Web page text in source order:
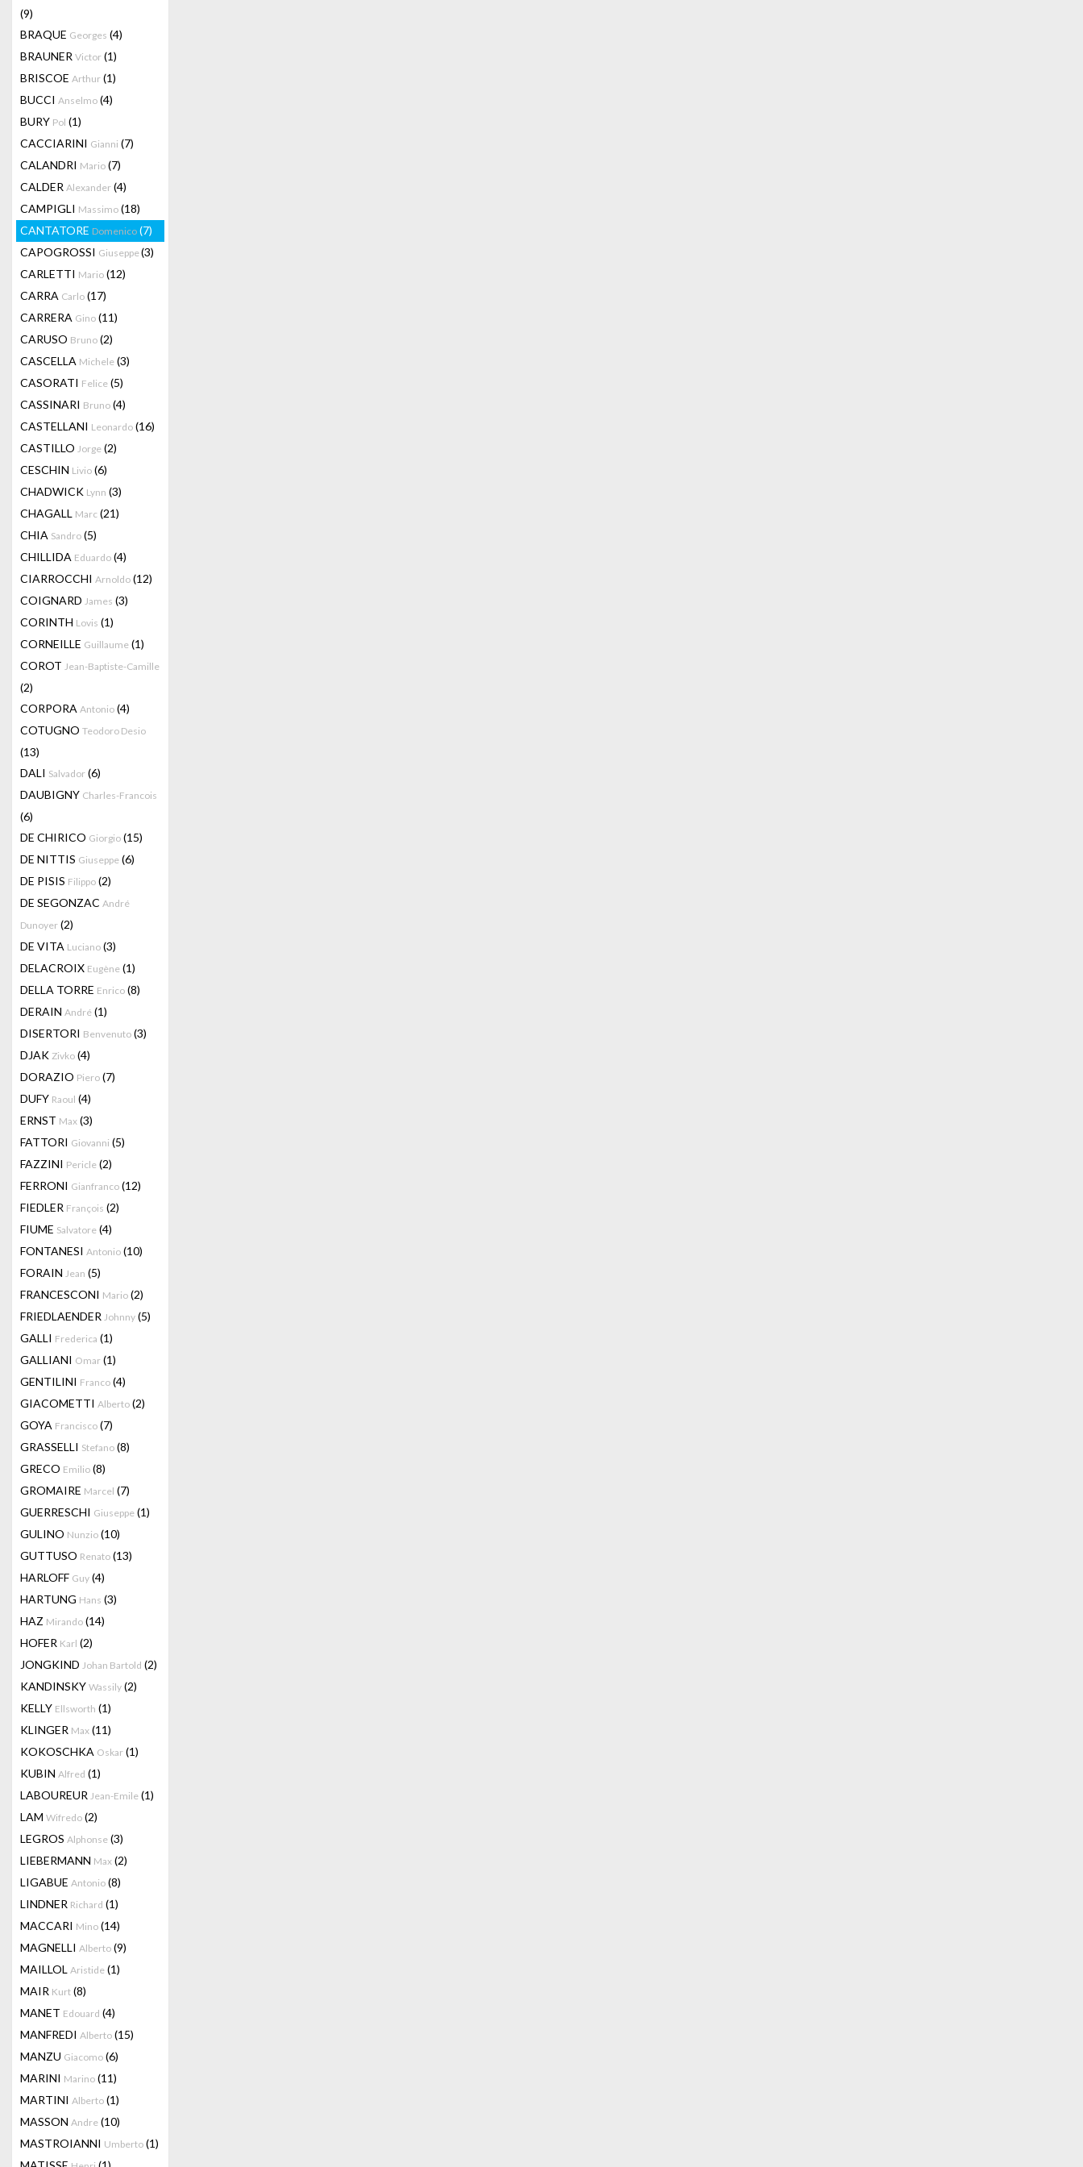
(9)
BRAQUE Georges (4)
BRAUNER Victor (1)
BRISCOE Arthur (1)
BUCCI Anselmo (4)
BURY Pol (1)
CACCIARINI Gianni (7)
CALANDRI Mario (7)
CALDER Alexander (4)
CAMPIGLI Massimo (18)
CANTATORE Domenico (7)
CAPOGROSSI Giuseppe(3)
CARLETTI Mario (12)
CARRA Carlo (17)
CARRERA Gino (11)
CARUSO Bruno (2)
CASCELLA Michele (3)
CASORATI Felice (5)
CASSINARI Bruno (4)
CASTELLANI Leonardo (16)
CASTILLO Jorge (2)
CESCHIN Livio (6)
CHADWICK Lynn (3)
CHAGALL Marc (21)
CHIA Sandro (5)
CHILLIDA Eduardo (4)
CIARROCCHI Arnoldo (12)
COIGNARD James (3)
CORINTH Lovis (1)
CORNEILLE Guillaume (1)
COROT Jean-Baptiste-Camille
(2)
CORPORA Antonio (4)
COTUGNO Teodoro Desio
(13)
DALI Salvador (6)
DAUBIGNY Charles-Francois
(6)
DE CHIRICO Giorgio (15)
DE NITTIS Giuseppe (6)
DE PISIS Filippo (2)
DE SEGONZAC André
Dunoyer (2)
DE VITA Luciano (3)
DELACROIX Eugène (1)
DELLA TORRE Enrico (8)
DERAIN André (1)
DISERTORI Benvenuto (3)
DJAK Zivko (4)
DORAZIO Piero (7)
DUFY Raoul (4)
ERNST Max (3)
FATTORI Giovanni (5)
FAZZINI Pericle (2)
FERRONI Gianfranco (12)
FIEDLER François (2)
FIUME Salvatore (4)
FONTANESI Antonio (10)
FORAIN Jean (5)
FRANCESCONI Mario (2)
FRIEDLAENDER Johnny (5)
GALLI Frederica (1)
GALLIANI Omar (1)
GENTILINI Franco (4)
GIACOMETTI Alberto (2)
GOYA Francisco (7)
GRASSELLI Stefano (8)
GRECO Emilio (8)
GROMAIRE Marcel (7)
GUERRESCHI Giuseppe (1)
GULINO Nunzio (10)
GUTTUSO Renato (13)
HARLOFF Guy (4)
HARTUNG Hans (3)
HAZ Mirando (14)
HOFER Karl (2)
JONGKIND Johan Bartold (2)
KANDINSKY Wassily (2)
KELLY Ellsworth (1)
KLINGER Max (11)
KOKOSCHKA Oskar (1)
KUBIN Alfred (1)
LABOUREUR Jean-Emile (1)
LAM Wifredo (2)
LEGROS Alphonse (3)
LIEBERMANN Max (2)
LIGABUE Antonio (8)
LINDNER Richard (1)
MACCARI Mino (14)
MAGNELLI Alberto (9)
MAILLOL Aristide (1)
MAIR Kurt (8)
MANET Edouard (4)
MANFREDI Alberto (15)
MANZU Giacomo (6)
MARINI Marino (11)
MARTINI Alberto (1)
MASSON Andre (10)
MASTROIANNI Umberto (1)